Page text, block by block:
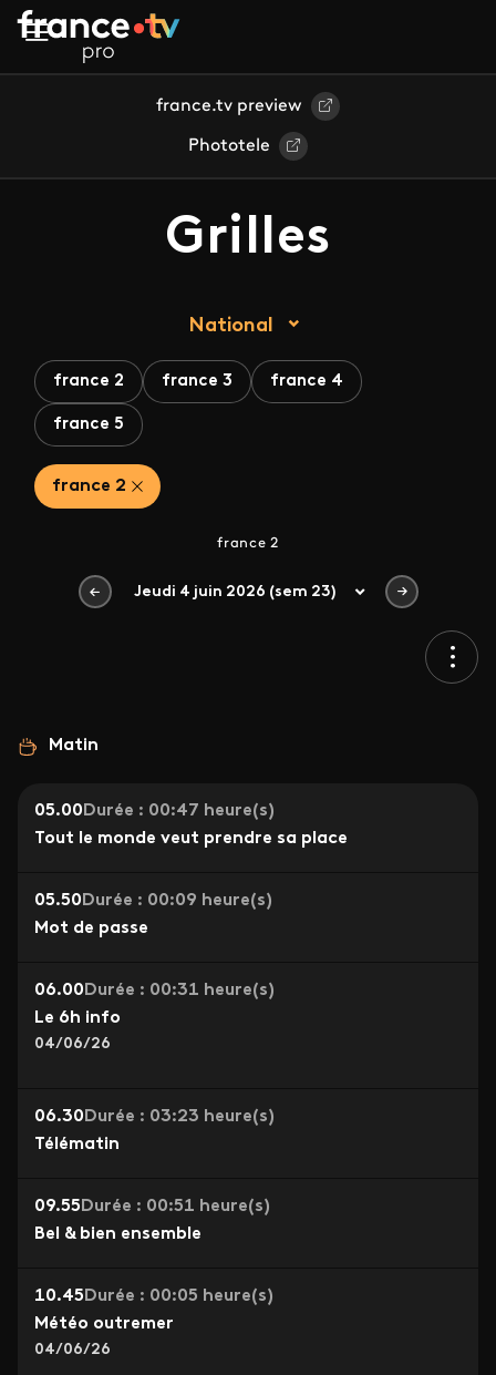
Aller au contenu principal
france.tv preview
Phototele
Grilles
National
france 2 france 3 france 4
france 5
france 2
france 2
Jeudi 4 juin 2026 (sem 23)
Matin
05.00 Durée : 00:47 heure(s)
Tout le monde veut prendre sa place
05.50 Durée : 00:09 heure(s)
Mot de passe
06.00 Durée : 00:31 heure(s)
Le 6h info
04/06/26
06.30 Durée : 03:23 heure(s)
Télématin
09.55 Durée : 00:51 heure(s)
Bel & bien ensemble
10.45 Durée : 00:05 heure(s)
Météo outremer
04/06/26